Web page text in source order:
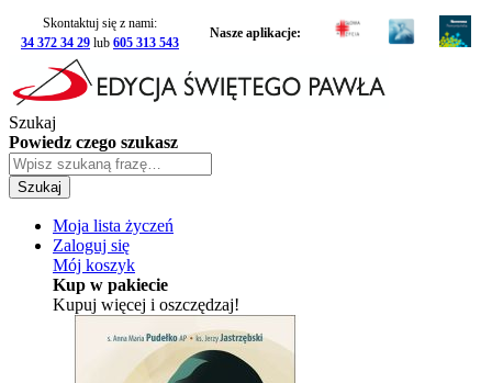
Skontaktuj się z nami:
34 372 34 29 lub 605 313 543
Nasze aplikacje:
Szukaj
Powiedz czego szukasz
Szukaj
Moja lista życzeń
Zaloguj się
Mój koszyk
Kup w pakiecie
Kupuj więcej i oszczędzaj!